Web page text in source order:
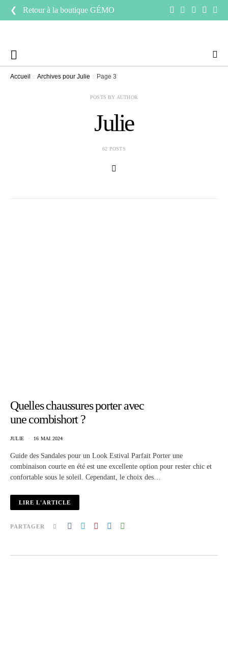
❮ Retour à la boutique GÉMO
Accueil Archives pour Julie Page 3
POSTS BY AUTHOR
Julie
62 POSTS
Quelles chaussures porter avec
une combishort ?
JULIE 16 MAI 2024
Guide des Sandales pour un Look Estival Parfait Porter une
combinaison courte en été est une excellente option pour rester chic et
confortable sous le soleil. Cependant, le choix des…
LIRE L'ARTICLE
PARTAGER